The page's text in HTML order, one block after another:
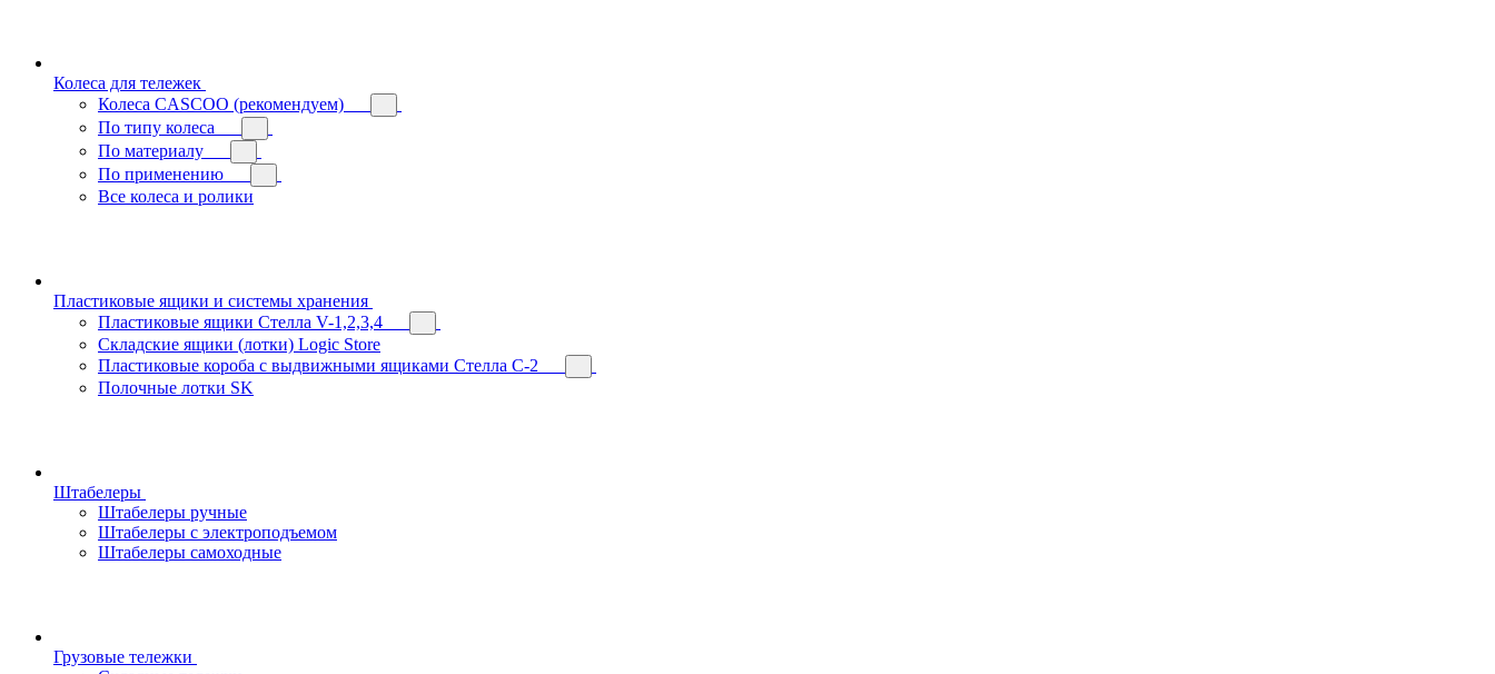
Колеса для тележек
Колеса CASCOO (рекомендуем)
По типу колеса
По материалу
По применению
Все колеса и ролики
Пластиковые ящики и системы хранения
Пластиковые ящики Стелла V-1,2,3,4
Складские ящики (лотки) Logiс Store
Пластиковые короба с выдвижными ящиками Стелла С-2
Полочные лотки SK
Штабелеры
Штабелеры ручные
Штабелеры с электроподъемом
Штабелеры самоходные
Грузовые тележки